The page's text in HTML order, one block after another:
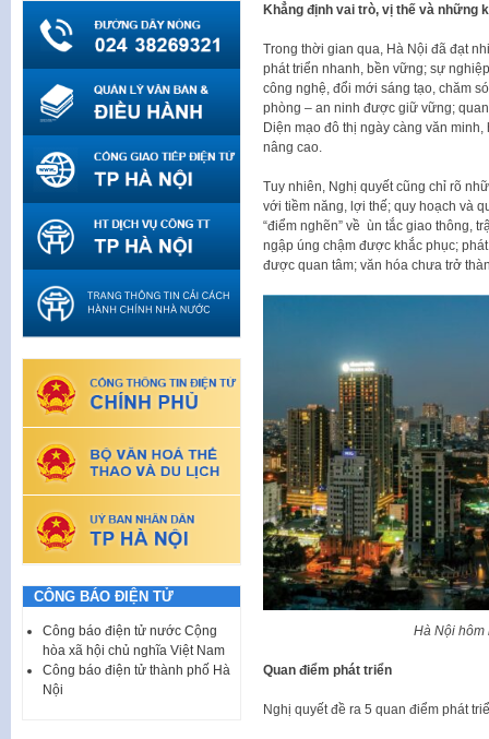
Khẳng định vai trò, vị thế và những
Trong thời gian qua, Hà Nội đã đạt
phát triển nhanh, bền vững; sự
công nghệ, đổi mới sáng tạo, chăm
phòng – an ninh được giữ vững;
Diện mạo đô thị ngày càng văn
nâng cao.
Tuy nhiên, Nghị quyết cũng chỉ rõ
với tiềm năng, lợi thế; quy hoạch và
“điểm nghẽn” về ùn tắc giao thông,
ngập úng chậm được khắc phục;
được quan tâm; văn hóa chưa trở
Hà Nội hôm
Quan điểm phát triển
Nghị quyết đề ra 5 quan điểm phát
CÔNG BÁO ĐIỆN TỬ
Công báo điện tử nước Cộng
hòa xã hội chủ nghĩa Việt Nam
Công báo điện tử thành phố Hà
Nội